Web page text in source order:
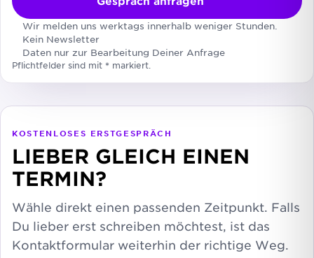
Wir melden uns werktags innerhalb weniger Stunden.
Kein Newsletter
Daten nur zur Bearbeitung Deiner Anfrage
Pflichtfelder sind mit * markiert.
KOSTENLOSES ERSTGESPRÄCH
LIEBER GLEICH EINEN
TERMIN?
Wähle direkt einen passenden Zeitpunkt. Falls
Du lieber erst schreiben möchtest, ist das
Kontaktformular weiterhin der richtige Weg.